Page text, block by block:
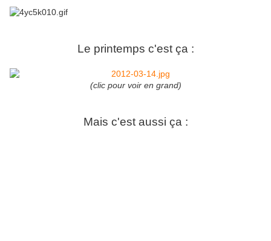
Le printemps c'est ça :
(clic pour voir en grand)
Mais c'est aussi ça :